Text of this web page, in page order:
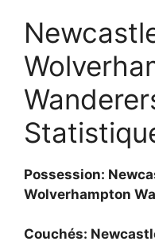
Possession:
Wolverhampton
Couchés: